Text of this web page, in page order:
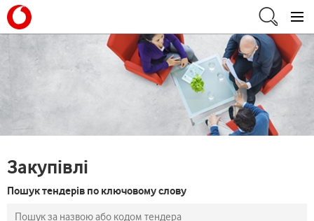
Закупівлі
Пошук тендерів по ключовому слову